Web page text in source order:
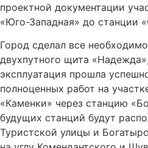
проектной документации
«Юго-Западная» до станции
Город сделал все
двухпутного щита
эксплуатация прошла
полноценных работ на
«Каменки» через станцию
будущих станций будут
Туристской улицы и